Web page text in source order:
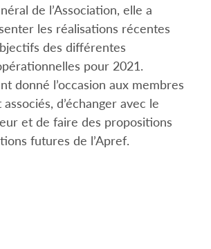
de l’Association, elle a
les réalisations récentes
des différentes
pour 2021.
donné l’occasion aux membres
d’échanger avec le
et de faire des propositions
futures de l’Apref.